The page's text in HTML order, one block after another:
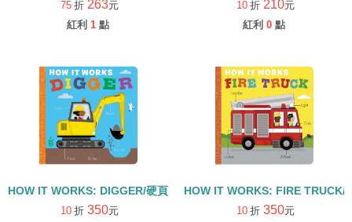
75 折 263元
紅利 1 點
10 折 210元
紅利 0 點
HOW IT WORKS: DIGGER/硬頁書
10 折 350元
HOW IT WORKS: FIRE TRUCK/
10 折 350元